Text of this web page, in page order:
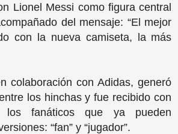
Lionel Messi como figura central
del mensaje: “El mejor
con la nueva camiseta, la más
colaboración con Adidas, generó
los hinchas y fue recibido con
los fanáticos que ya pueden
“fan” y “jugador”.